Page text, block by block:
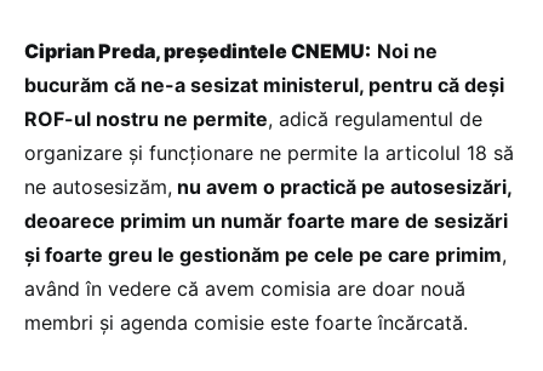
Ciprian Preda, președintele CNEMU: Noi ne
bucurăm că ne-a sesizat ministerul, pentru că deși
ROF-ul nostru ne permite, adică regulamentul de
organizare și funcționare ne permite la articolul 18 să
ne autosesizăm, nu avem o practică pe autosesizări,
deoarece primim un număr foarte mare de sesizări
și foarte greu le gestionăm pe cele pe care primim,
având în vedere că avem comisia are doar nouă
membri și agenda comisie este foarte încărcată.